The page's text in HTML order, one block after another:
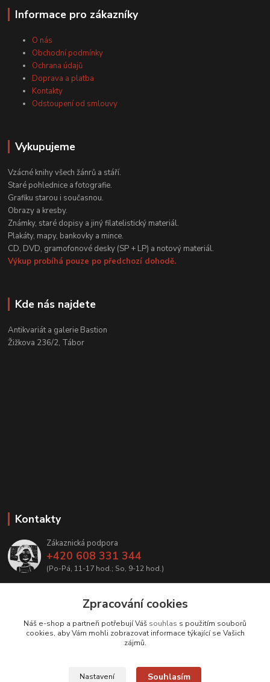
Informace pro zákazníky
O nás
Obchodní podmínky
Ochrana údajů
Doprava a platba
Kontakty
Odstoupení od smlouvy
Vykupujeme
Vzácné knihy všech žánrů a stáří.
Staré pohlednice a fotografie.
Grafiku starou i současnou.
Obrazy a kresby.
Známky, staré dopisy a jiný filatelistický materiál.
Plakáty, mapy, bankovky a mince.
CD, DVD, gramofonové desky (SP + LP) a notový materiál.
Výkup probíhá pouze po předchozí dohodě.
Kde nás najdete
Antikvariát a galerie Bastion
Žižkova 236/2, Tábor
Kontakty
Zákaznická podpora
+420 608 331 344
(Po-Pá, 11-17 hod.; So, 9-12 hod.)
Upravit sběr cookies.
Zpracování cookies
Náš e-shop a partneři potřebují Váš souhlas s použitím souborů
cookies, aby Vám mohli zobrazovat informace týkající se Vašich
zájmů.
Nastavení Souhlasím